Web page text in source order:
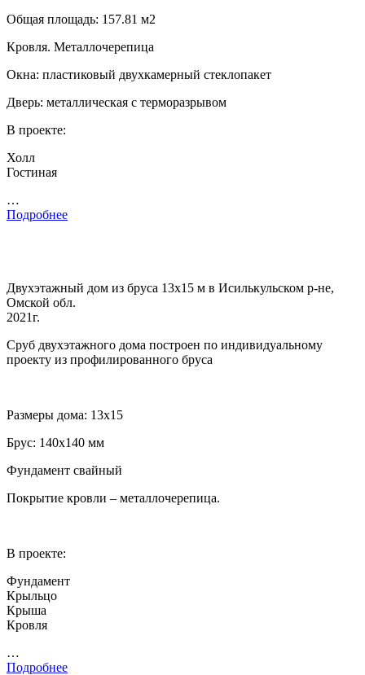
Общая площадь: 157.81 м2
Кровля. Металлочерепица
Окна: пластиковый двухкамерный стеклопакет
Дверь: металлическая с терморазрывом
В проекте:
Холл
Гостиная
…
Подробнее
Двухэтажный дом из бруса 13х15 м в Исилькульском р-не,
Омской обл.
2021г.
Сруб двухэтажного дома построен по индивидуальному
проекту из профилированного бруса
Размеры дома: 13х15
Брус: 140х140 мм
Фундамент свайный
Покрытие кровли – металлочерепица.
В проекте:
Фундамент
Крыльцо
Крыша
Кровля
…
Подробнее